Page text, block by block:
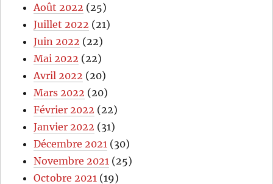
Août 2022 (25)
Juillet 2022 (21)
Juin 2022 (22)
Mai 2022 (22)
Avril 2022 (20)
Mars 2022 (20)
Février 2022 (22)
Janvier 2022 (31)
Décembre 2021 (30)
Novembre 2021 (25)
Octobre 2021 (19)